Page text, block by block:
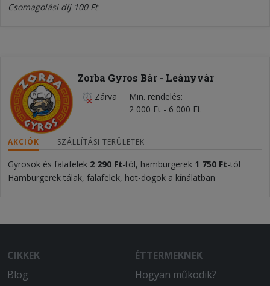
Csomagolási díj 100 Ft
Zorba Gyros Bár - Leányvár
Zárva
Min. rendelés
2 000 Ft - 6 000 Ft
AKCIÓK SZÁLLÍTÁSI TERÜLETEK
Gyrosok és falafelek 2 290 Ft-tól, hamburgerek 1 750 Ft-tól
Hamburgerek tálak, falafelek, hot-dogok a kínálatban
CIKKEK
Blog
ÉTTERMEKNEK
Hogyan működik?